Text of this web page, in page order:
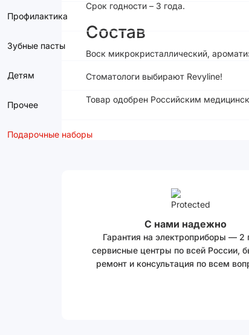
Профилактика
Зубные пасты
Детям
Прочее
Подарочные наборы
Срок годности – 3 года.
Состав
Воск микрокристаллический,
Стоматологи выбирают Revyline!
Товар одобрен Российским
С нами надежно
Гарантия на электроприборы — 2
сервисные центры по всей России,
ремонт и консультация по всем